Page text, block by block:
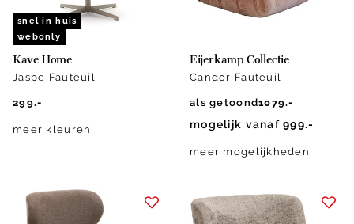
snel in huis
webonly
Kave Home
Jaspe Fauteuil
299.-
meer kleuren
Eijerkamp Collectie
Candor Fauteuil
als getoond1079.-
mogelijk vanaf 999.-
meer mogelijkheden